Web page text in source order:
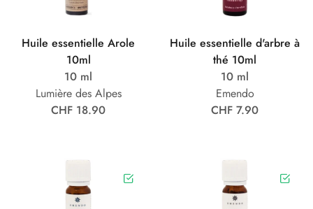
Huile essentielle Arole
10ml
10 ml
Lumière des Alpes
CHF 18.90
Huile essentielle d'arbre à
thé 10ml
10 ml
Emendo
CHF 7.90